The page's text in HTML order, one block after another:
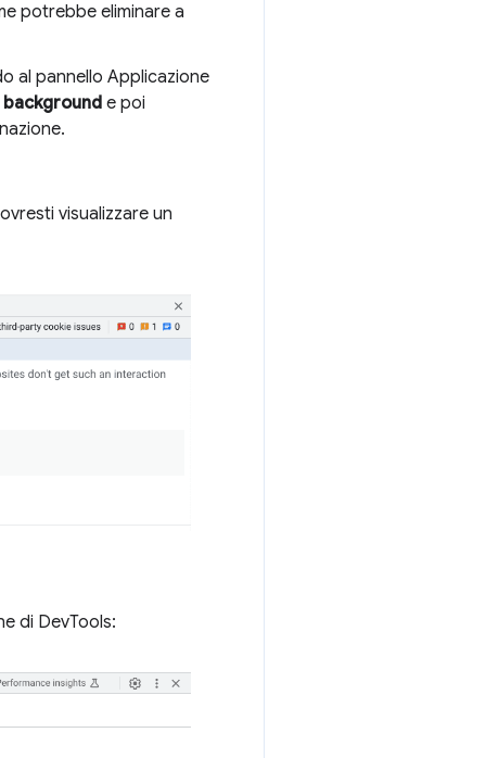
potrebbe eliminare a
al pannello Applicazione
e poi
visualizzare un
di DevTools: